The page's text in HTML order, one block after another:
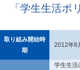
「学生生活ポ
取り組み開始時
期
2012年6
学生生活